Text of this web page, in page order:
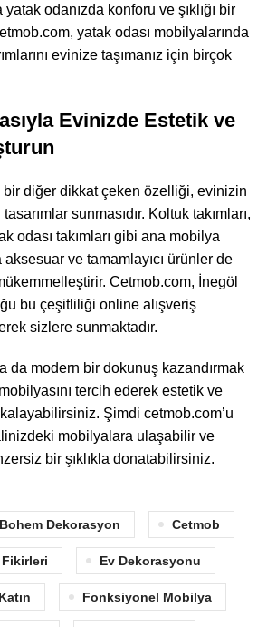
yatak odanızda konforu ve şıklığı bir
yatak odası mobilyalarında
evinize taşımanız için birçok
Evinizde Estetik ve
bir diğer dikkat çeken özelliği, evinizin
sunmasıdır. Koltuk takımları,
odası takımları gibi ana mobilya
aksesuar ve tamamlayıcı ürünler de
Cetmob.com, İnegöl
bu çeşitliliği online alışveriş
sizlere sunmaktadır.
da modern bir dokunuş kazandırmak
tercih ederek estetik ve
Şimdi cetmob.com’u
mobilyalara ulaşabilir ve
bir şıklıkla donatabilirsiniz.
Bohem Dekorasyon Cetmob
Ev Dekorasyonu
Fonksiyonel Mobilya